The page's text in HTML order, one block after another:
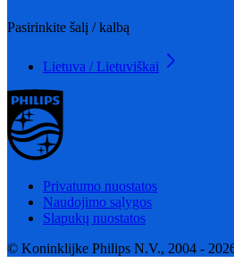
Pasirinkite šalį / kalbą
Lietuva / Lietuviškai
Privatumo nuostatos
Naudojimo sąlygos
Slapukų nuostatos
© Koninklijke Philips N.V., 2004 -